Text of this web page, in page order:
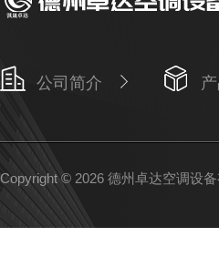
公司简介
Copyright © 2026 德州卓达空调设